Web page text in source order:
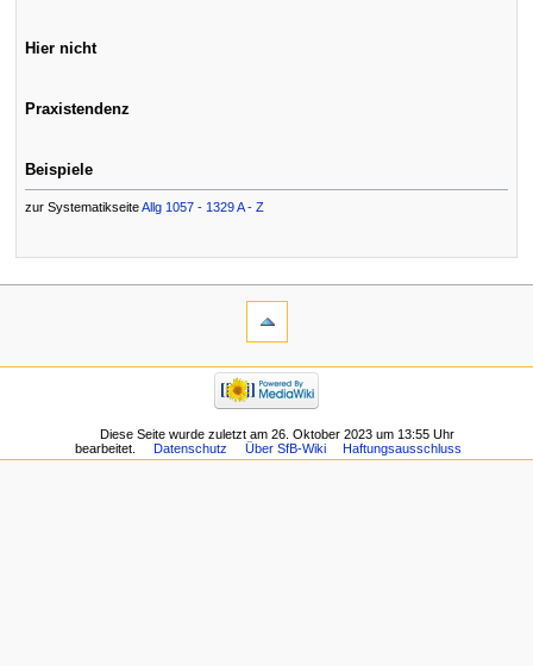
Hier nicht
Praxistendenz
Beispiele
zur SystematikseiteAllg 1057 - 1329 A - Z
Diese Seite wurde zuletzt am 26. Oktober 2023 um 13:55 Uhr
bearbeitet.
Datenschutz Über SfB-Wiki Haftungsausschluss